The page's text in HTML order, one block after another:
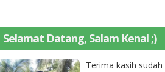
Selamat Datang, Salam Kenal ;)
Terima kasih sudah